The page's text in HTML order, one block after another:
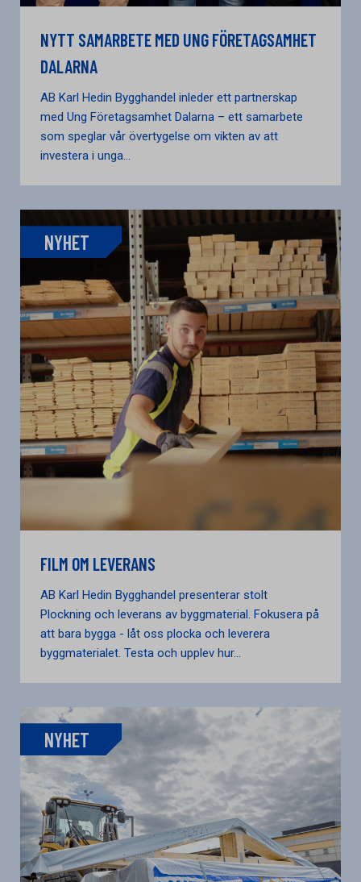
NYTT SAMARBETE MED UNG FÖRETAGSAMHET
DALARNA
AB Karl Hedin Bygghandel inleder ett partnerskap
med Ung Företagsamhet Dalarna – ett samarbete
som speglar vår övertygelse om vikten av att
investera i unga...
NYHET
FILM OM LEVERANS
AB Karl Hedin Bygghandel presenterar stolt
Plockning och leverans av byggmaterial. Fokusera på
att bara bygga - låt oss plocka och leverera
byggmaterialet. Testa och upplev hur...
NYHET